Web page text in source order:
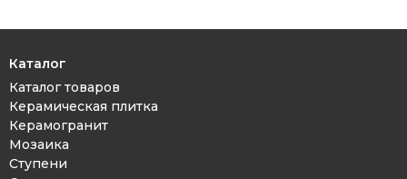
Каталог
Каталог товаров
Керамическая плитка
Керамогранит
Мозаика
Ступени